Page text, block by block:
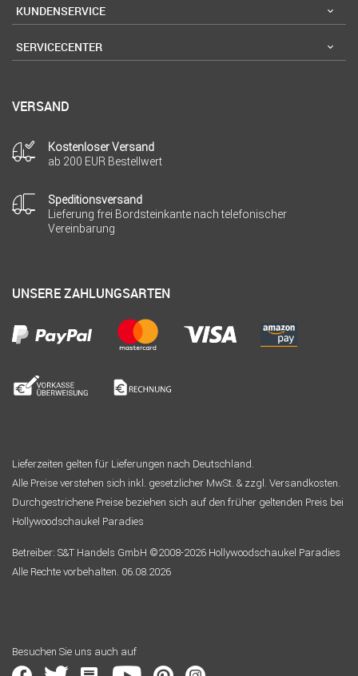
KUNDENSERVICE
SERVICECENTER
VERSAND
Kostenloser Versand
ab 200 EUR Bestellwert
Speditionsversand
Lieferung frei Bordsteinkante nach telefonischer
Vereinbarung
UNSERE ZAHLUNGSARTEN
Lieferzeiten gelten für Lieferungen nach Deutschland.
Alle Preise verstehen sich inkl. gesetzlicher MwSt. & zzgl. Versandkosten.
Durchgestrichene Preise beziehen sich auf den früher geltenden Preis bei
Hollywoodschaukel Paradies
Betreiber: S&T Handels GmbH ©2008-2026 Hollywoodschaukel Paradies
Alle Rechte vorbehalten. 06.08.2026
Besuchen Sie uns auch auf